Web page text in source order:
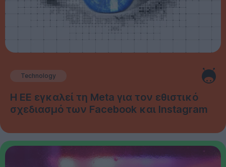
Technology
Η ΕΕ εγκαλεί τη Meta για τον εθιστικό
σχεδιασμό των Facebook και Instagram